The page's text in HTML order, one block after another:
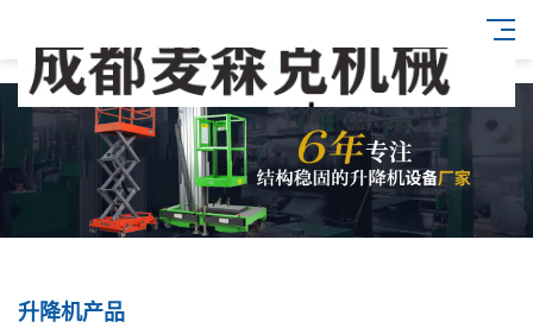
升降机产品